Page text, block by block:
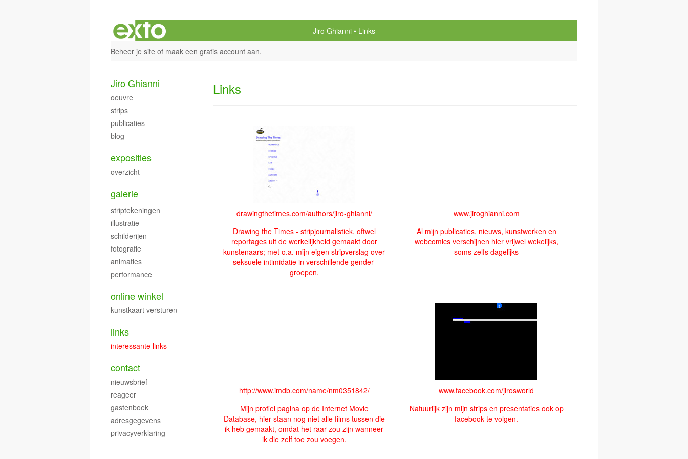
Jiro Ghianni
Links
Beheer je site of maak een gratis account aan.
Links
drawingthetimes.com/authors/jiro-ghlannl/
Drawing the Times - stripjournalistiek, oftwel
reportages uit de werkelijkheid gemaakt door
kunstenaars; met o.a. mijn eigen stripverslag over
seksuele intimidatie in verschillende gender-
groepen.
www.jiroghianni.com
Al mijn publicaties, nieuws, kunstwerken en
webcomics verschijnen hier vrijwel wekelijks,
soms zelfs dagelijks
http://www.imdb.com/name/nm0351842/
Mijn profiel pagina op de Internet Movie
Database, hier staan nog niet alle films tussen die
ik heb gemaakt, omdat het raar zou zijn wanneer
ik die zelf toe zou voegen.
www.facebook.com/jirosworld
Natuurlijk zijn mijn strips en presentaties ook op
facebook te volgen.
Jiro Ghianni
oeuvre
strips
publicaties
blog
exposities
overzicht
galerie
striptekeningen
illustratie
schilderijen
fotografie
animaties
performance
online winkel
kunstkaart versturen
links
interessante links
contact
nieuwsbrief
reageer
gastenboek
adresgegevens
privacyverklaring